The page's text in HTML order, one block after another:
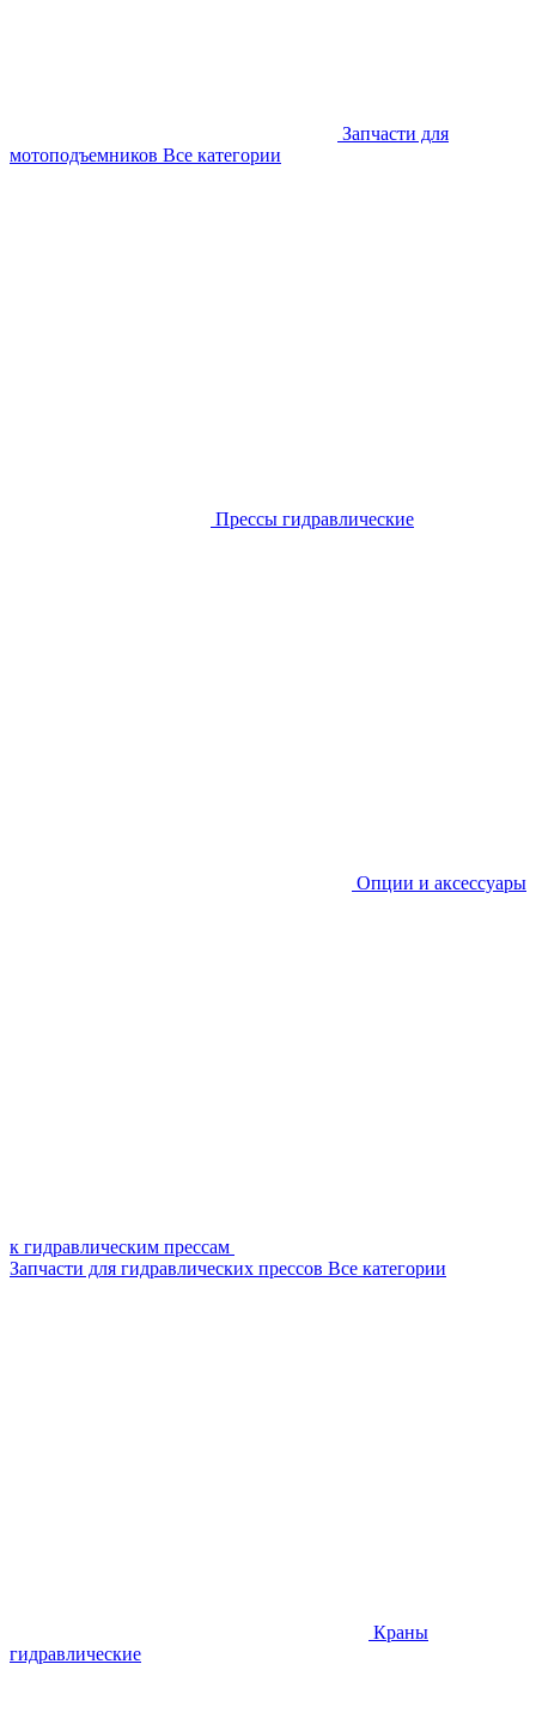
Запчасти для
мотоподъемников Все категории
Прессы гидравлические
Опции и аксессуары
к гидравлическим прессам
Запчасти для гидравлических прессов Все категории
Краны
гидравлические